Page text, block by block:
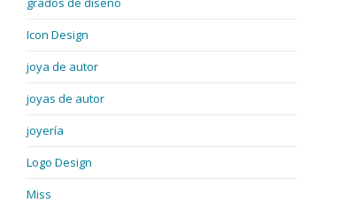
Icon Design
joya de autor
joyas de autor
joyería
Logo Design
Miss